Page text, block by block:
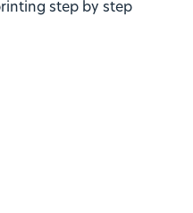
step by step